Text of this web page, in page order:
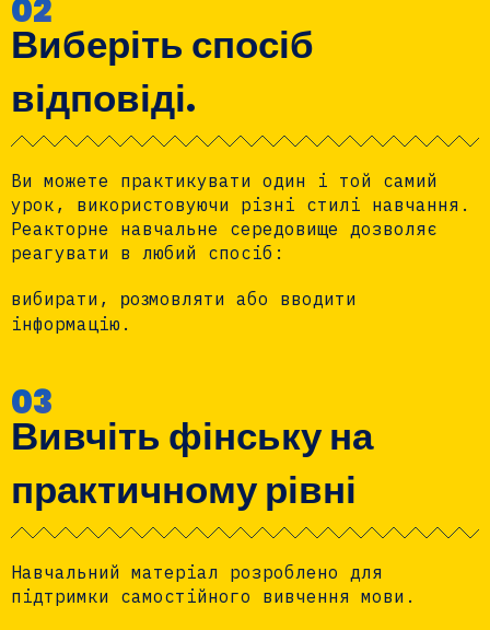
02
Виберіть спосіб
відповіді.
Ви можете практикувати один і той самий
урок, використовуючи різні стилі навчання.
Реакторне навчальне середовище дозволяє
реагувати в любий спосіб :
вибирати, розмовляти або вводити
інформацію.
03
Вивчіть фінську на
практичному рівні
Навчальний матеріал розроблено для
підтримки самостійного вивчення мови.